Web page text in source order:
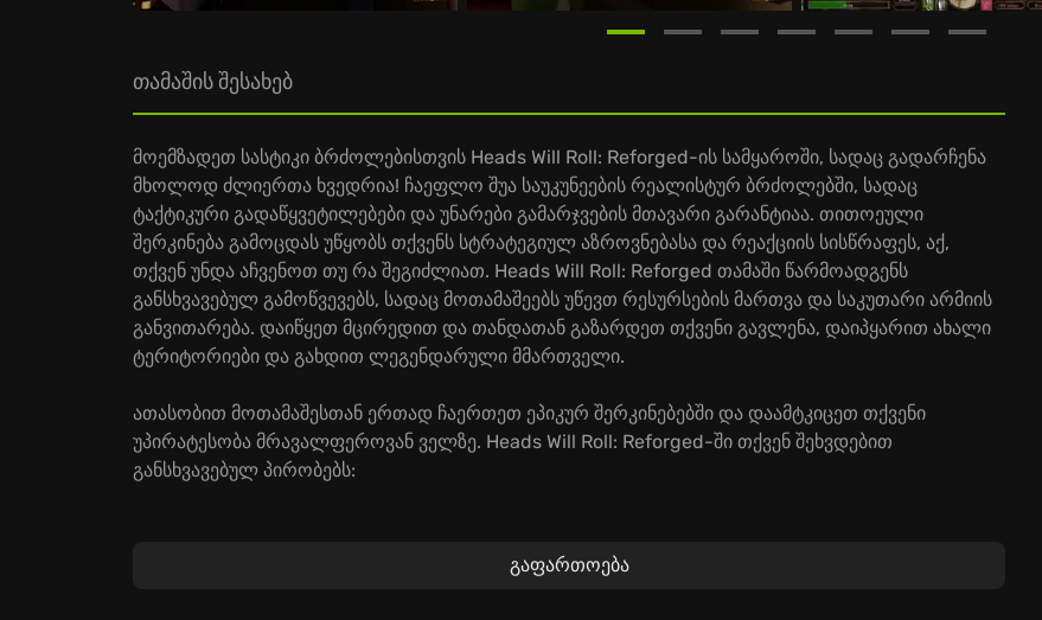
თამაშის შესახებ
მოემზადეთ სასტიკი ბრძოლებისთვის Heads Will Roll: Reforged-ის სამყაროში, სადაც გადარჩენა
მხოლოდ ძლიერთა ხვედრია! ჩაეფლო შუა საუკუნეების რეალისტურ ბრძოლებში, სადაც
ტაქტიკური გადაწყვეტილებები და უნარები გამარჯვების მთავარი გარანტიაა. თითოეული
შერკინება გამოცდას უწყობს თქვენს სტრატეგიულ აზროვნებასა და რეაქციის სისწრაფეს, აქ,
თქვენ უნდა აჩვენოთ თუ რა შეგიძლიათ. Heads Will Roll: Reforged თამაში წარმოადგენს
განსხვავებულ გამოწვევებს, სადაც მოთამაშეებს უწევთ რესურსების მართვა და საკუთარი არმიის
განვითარება. დაიწყეთ მცირედით და თანდათან გაზარდეთ თქვენი გავლენა, დაიპყარით ახალი
ტერიტორიები და გახდით ლეგენდარული მმართველი.
ათასობით მოთამაშესთან ერთად ჩაერთეთ ეპიკურ შერკინებებში და დაამტკიცეთ თქვენი
უპირატესობა მრავალფეროვან ველზე. Heads Will Roll: Reforged-ში თქვენ შეხვდებით
განსხვავებულ პირობებს:
გაფართოება